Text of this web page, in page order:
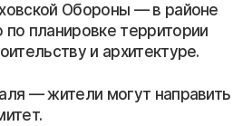
Обороны — в районе
планировке территории
и архитектуре.
— жители могут направить